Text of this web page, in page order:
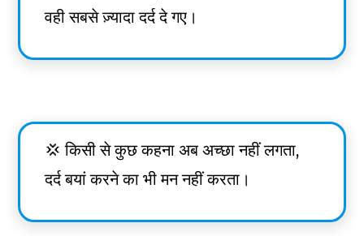
वही सबसे ज़्यादा दर्द दे गए।
💢 किसी से कुछ कहना अब अच्छा नहीं लगता,
दर्द बयां करने का भी मन नहीं करता।